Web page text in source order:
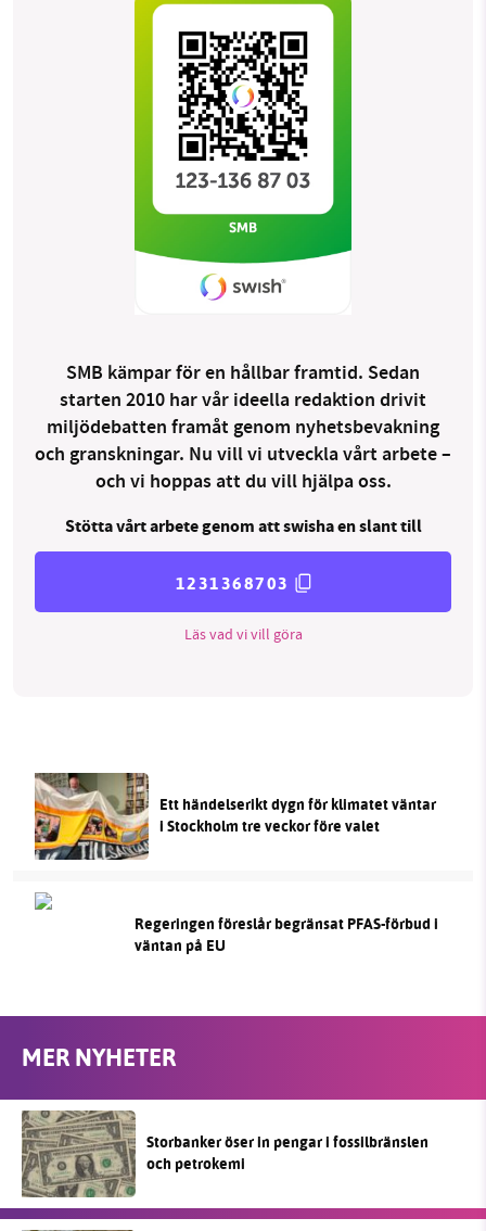
SMB kämpar för en hållbar framtid. Sedan
starten 2010 har vår ideella redaktion drivit
miljödebatten framåt genom nyhetsbevakning
och granskningar. Nu vill vi utveckla vårt arbete –
och vi hoppas att du vill hjälpa oss.
Stötta vårt arbete genom att swisha en slant till
1231368703
Läs vad vi vill göra
Ett händelserikt dygn för klimatet väntar
i Stockholm tre veckor före valet
Regeringen föreslår begränsat PFAS-förbud i
väntan på EU
MER NYHETER
Storbanker öser in pengar i fossilbränslen
och petrokemi